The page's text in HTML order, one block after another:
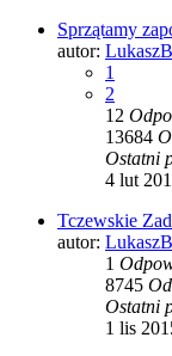
Sprzątamy
autor: LukaszB
1
2
12
13684
Ostatni
4 lut
Tczewskie
autor: LukaszB
1
8745
Ostatni
1 lis